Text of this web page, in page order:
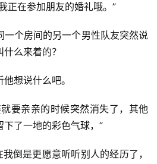
正在参加朋友的婚礼哦。”
一个房间的另一个男性队友突然说
么来着的？
想说什么吧。
要亲亲的时候突然消失了，其他
了一地的彩色气球，”
倒是更愿意听听别人的经历了，